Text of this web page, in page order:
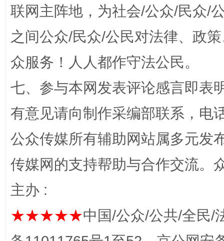
完善运行机制助力责任有效落实 一纸欠
东山县通报“牛蛙产品抗生素超标问题” 法
联网主阵地，为社会/公众/民众/
之间公众/民众/公民对法律、政
众服务！人人都作守法公民。
七、参与本网发表评论感言即表
有意见请向制作采编部联系，电
公众传媒所有辅助网站属多元发
传媒网的支持帮助与合作交流。
主办 :
★★★★★中国/公众/公共/全民/